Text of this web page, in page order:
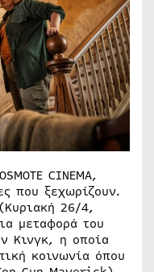
CINEMA,
που ξεχωρίζουν.
26/4,
μεταφορά του
Κινγκ, η οποία
κοινωνία όπου